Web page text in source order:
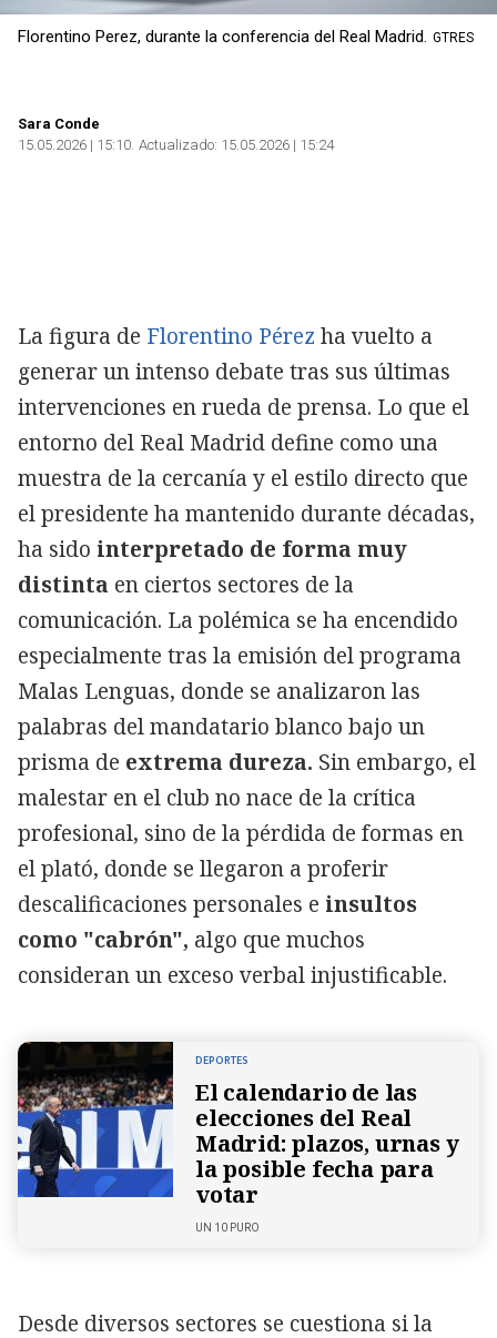
Florentino Perez, durante la conferencia del Real Madrid. GTRES
Sara Conde
15.05.2026 | 15:10 Actualizado: 15.05.2026 | 15:24
La figura de Florentino Pérez ha vuelto a
generar un intenso debate tras sus últimas
intervenciones en rueda de prensa. Lo que el
entorno del Real Madrid define como una
muestra de la cercanía y el estilo directo que
el presidente ha mantenido durante décadas,
ha sido interpretado de forma muy
distinta en ciertos sectores de la
comunicación. La polémica se ha encendido
especialmente tras la emisión del programa
Malas Lenguas, donde se analizaron las
palabras del mandatario blanco bajo un
prisma de extrema dureza. Sin embargo, el
malestar en el club no nace de la crítica
profesional, sino de la pérdida de formas en
el plató, donde se llegaron a proferir
descalificaciones personales e insultos
como "cabrón", algo que muchos
consideran un exceso verbal injustificable.
DEPORTES
El calendario de las
elecciones del Real
Madrid: plazos, urnas y
la posible fecha para
votar
UN 10 PURO
Desde diversos sectores se cuestiona si la